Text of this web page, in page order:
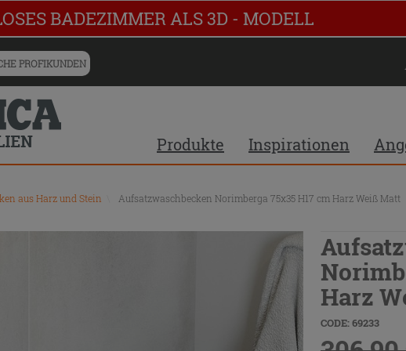
BADEZIMMER ALS 3D - MODELL
PROFIKUNDEN
Produkte Inspirationen
aus Harz und Stein Aufsatzwaschbecken Norimberga 75x35 H17 cm Harz Weiß Matt
Harz
CODE: 69233